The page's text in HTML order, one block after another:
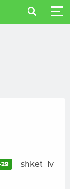
_shket_lv